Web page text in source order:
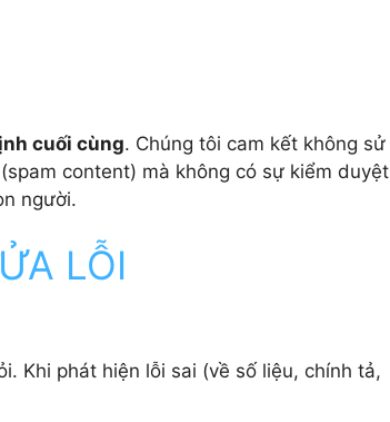
cuối cùng. Chúng tôi cam kết không sử
content) mà không có sự kiểm duyệt
người.
LỖI
Khi phát hiện lỗi sai (về số liệu, chính tả,